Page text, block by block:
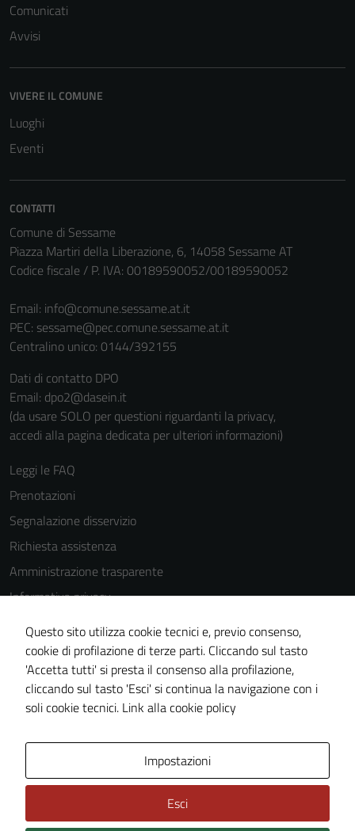
Comunicati
Avvisi
VIVERE IL COMUNE
Luoghi
Eventi
CONTATTI
Comune di Sessame
Piazza Martiri della Liberazione, 6, 14058 Sessame AT
Codice fiscale / P. IVA: 00189590052/00189590052
Email: info@comune.sessame.at.it
PEC: sessame@pec.comune.sessame.at.it
Centralino unico: 0144/392155
Dati di contatto DPO
Email: dpo2@dasein.it
(da usare SOLO per questioni riguardanti la privacy,
accedi alla pagina dedicata per ulteriori informazioni)
Leggi le FAQ
Prenotazioni
Segnalazione disservizio
Richiesta assistenza
Amministrazione trasparente
Informativa privacy
Cookie Policy
Note legali
Dichiarazione di accessibilità
Piano di miglioramento del sito
Questo sito utilizza cookie tecnici e, previo consenso,
cookie di profilazione di terze parti. Cliccando sul tasto
'Accetta tutti' si presta il consenso alla profilazione,
cliccando sul tasto 'Esci' si continua la navigazione con i
soli cookie tecnici. Link alla cookie policy
Impostazioni
Esci
Tecnici
Questi cookie
per il